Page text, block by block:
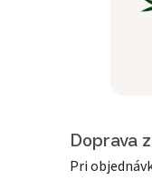
Doprava
Pri